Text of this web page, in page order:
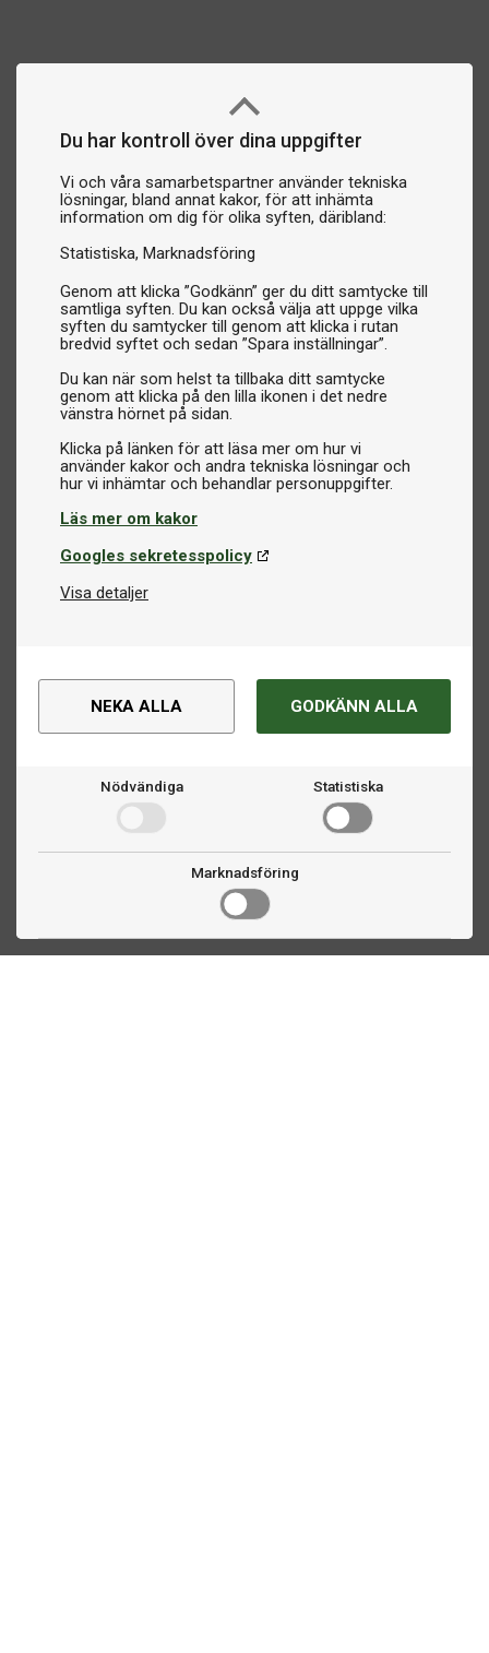
Du har kontroll över dina uppgifter
Vi och våra samarbetspartner använder tekniska
lösningar, bland annat kakor, för att inhämta
information om dig för olika syften, däribland:
Statistiska Marknadsföring
Genom att klicka ”Godkänn” ger du ditt samtycke till
samtliga syften. Du kan också välja att uppge vilka
syften du samtycker till genom att klicka i rutan
bredvid syftet och sedan ”Spara inställningar”.
Du kan när som helst ta tillbaka ditt samtycke
genom att klicka på den lilla ikonen i det nedre
vänstra hörnet på sidan.
Klicka på länken för att läsa mer om hur vi
använder kakor och andra tekniska lösningar och
Läs mer om kakor
Googles sekretesspolicy
Visa detaljer
NEKA ALLA GODKÄNN ALLA
Nödvändiga Statistiska
Marknadsföring